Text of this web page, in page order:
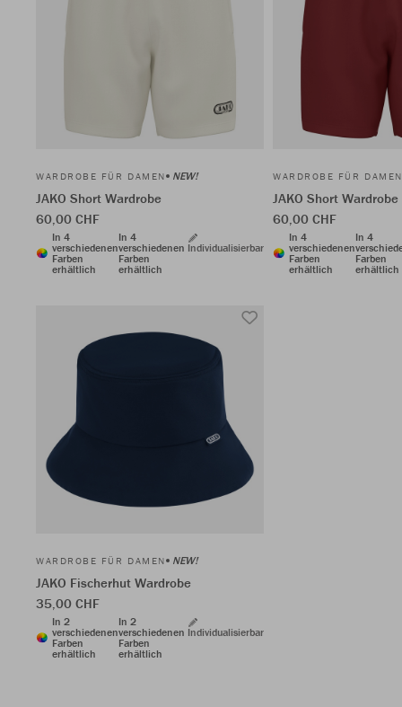
WARDROBE FÜR DAMEN NEW!
JAKO Short Wardrobe
60,00 CHF
In 4
verschiedenen
Farben
erhältlich
In 4
verschiedenen
Farben
erhältlich
Individualisierbar
WARDROBE FÜR DAMEN
JAKO Short Wardrobe
60,00 CHF
In 4
verschiedenen
Farben
erhältlich
In 4
Farben
erhältlich
WARDROBE FÜR DAMEN NEW!
JAKO Fischerhut Wardrobe
35,00 CHF
In 2
verschiedenen
Farben
erhältlich
In 2
verschiedenen
Farben
erhältlich
Individualisierbar